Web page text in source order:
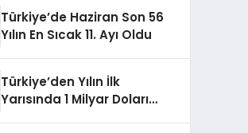
Türkiye’de Haziran Son 56
Yılın En Sıcak 11. Ayı Oldu
Türkiye’den Yılın İlk
Yarısında 1 Milyar Doları